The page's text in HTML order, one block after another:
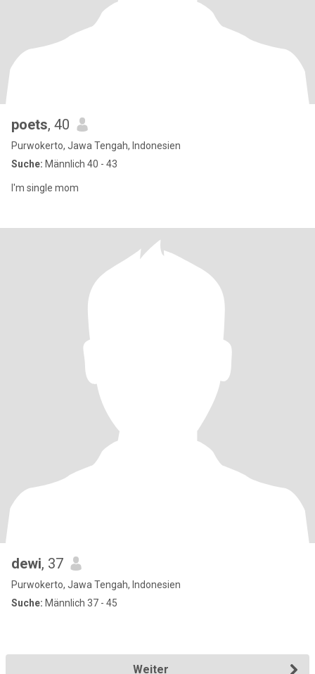
poets, 40
Purwokerto, Jawa Tengah, Indonesien
Suche: Männlich 40 - 43
I'm single mom
dewi, 37
Purwokerto, Jawa Tengah, Indonesien
Suche: Männlich 37 - 45
Weiter